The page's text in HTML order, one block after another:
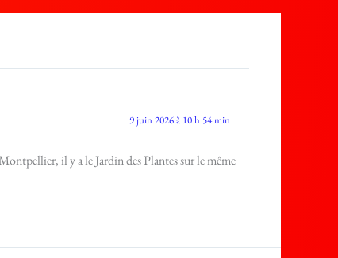
9 juin 2026 à 10 h 54 min
il y a le Jardin des Plantes sur le même